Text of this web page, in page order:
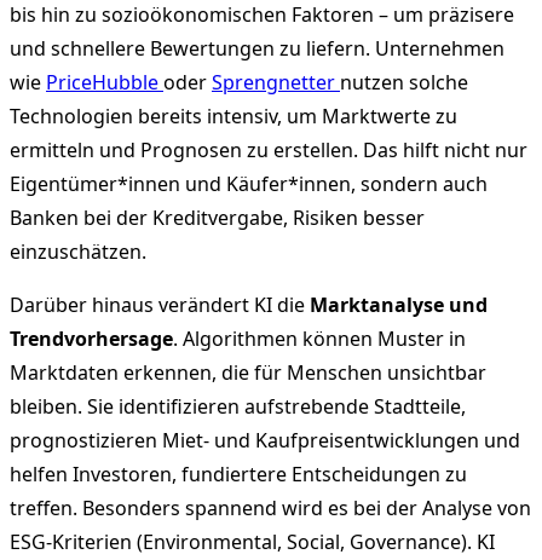
bis hin zu sozioökonomischen Faktoren – um präzisere
und schnellere Bewertungen zu liefern. Unternehmen
wie PriceHubbleoderSprengnetter nutzen solche
Technologien bereits intensiv, um Marktwerte zu
ermitteln und Prognosen zu erstellen. Das hilft nicht nur
Eigentümer*innen und Käufer*innen, sondern auch
Banken bei der Kreditvergabe, Risiken besser
einzuschätzen.
Darüber hinaus verändert KI die Marktanalyse und
Trendvorhersage. Algorithmen können Muster in
Marktdaten erkennen, die für Menschen unsichtbar
bleiben. Sie identifizieren aufstrebende Stadtteile,
prognostizieren Miet- und Kaufpreisentwicklungen und
helfen Investoren, fundiertere Entscheidungen zu
treffen. Besonders spannend wird es bei der Analyse von
ESG-Kriterien (Environmental, Social, Governance). KI